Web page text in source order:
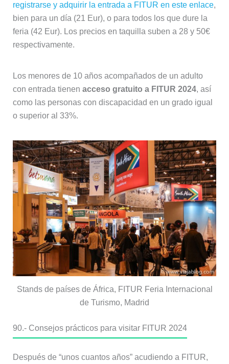
registrarse y adquirir la entrada a FITUR en este enlace,
bien para un día (21 Eur), o para todos los que dure la
feria (42 Eur). Los precios en taquilla suben a 28 y 50€
respectivamente.
Los menores de 10 años acompañados de un adulto
con entrada tienen acceso gratuito a FITUR 2024, así
como las personas con discapacidad en un grado igual
o superior al 33%.
Stands de países de África, FITUR Feria Internacional
de Turismo, Madrid
90.- Consejos prácticos para visitar FITUR 2024
Después de “unos cuantos años” acudiendo a FITUR,